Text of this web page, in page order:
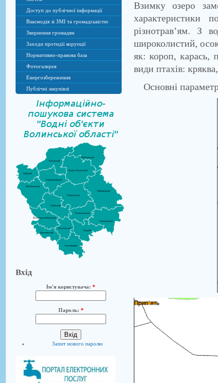
Доступ до публічної інформації
Взаємодія зі ЗМІ та громадськістю
Звернення громадян
Заходи протидії корупції
Нормативно-правова база
Фотогалерея
Енергозбереження
Публічні закупівлі
Вхід
Ім'я користувача: *
Пароль: *
Запит нового паролю
Взимку озеро
характеристики
різнотрав’ям. З
широколистий,
як: короп, карась,
види птахів:
Основні